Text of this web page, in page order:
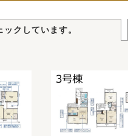
クしています。